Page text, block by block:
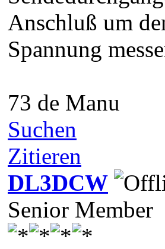
Anschluß um
Spannung
73 de Manu
Suchen
Zitieren
DL3DCW
Senior Member